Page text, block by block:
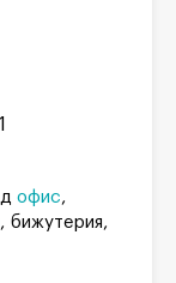
офис
бижутерия